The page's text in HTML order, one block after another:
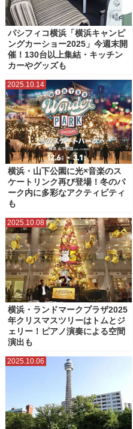
パシフィコ横浜「横浜キャンピ
ングカーショー2025」今週末開
催！130台以上集結・キッチン
カーやグッズも
2025.10.14
横浜・山下公園に光×音楽のス
ケートリンク再び登場！冬のパ
ーク内に多彩なアクティビティ
も
2025.10.08
横浜・ランドマークプラザ2025
年クリスマスツリーはトムとジ
ェリー！ピアノ演奏による空間
演出も
2025.10.06